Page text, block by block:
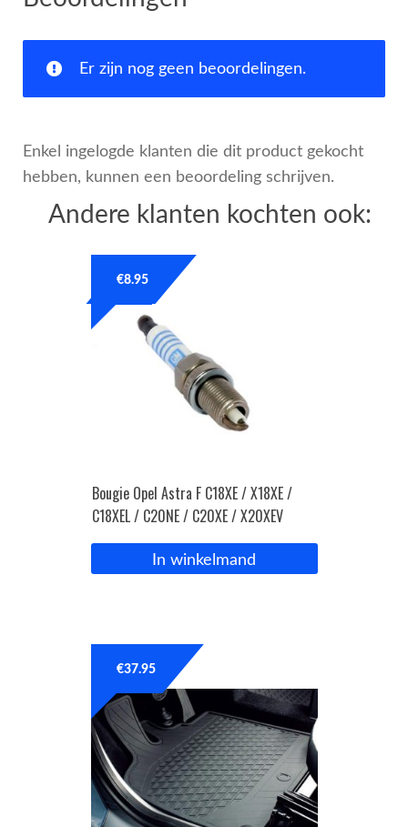
Er zijn nog geen beoordelingen.
Enkel ingelogde klanten die dit product gekocht
hebben, kunnen een beoordeling schrijven.
Andere klanten kochten ook:
Bougie Opel Astra F C18XE / X18XE /
C18XEL / C20NE / C20XE / X20XEV
€8.95
In winkelmand
€37.95